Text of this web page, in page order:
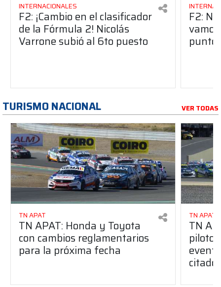
INTERNACIONALES
F2: ¡Cambio en el clasificador
de la Fórmula 2! Nicolás
Varrone subió al 6to puesto
F2:
TURISMO NACIONAL VER TODAS
TN APAT
TN APAT: Honda y Toyota
con cambios reglamentarios
para la próxima fecha
TN APAT
TN
piloto
citado